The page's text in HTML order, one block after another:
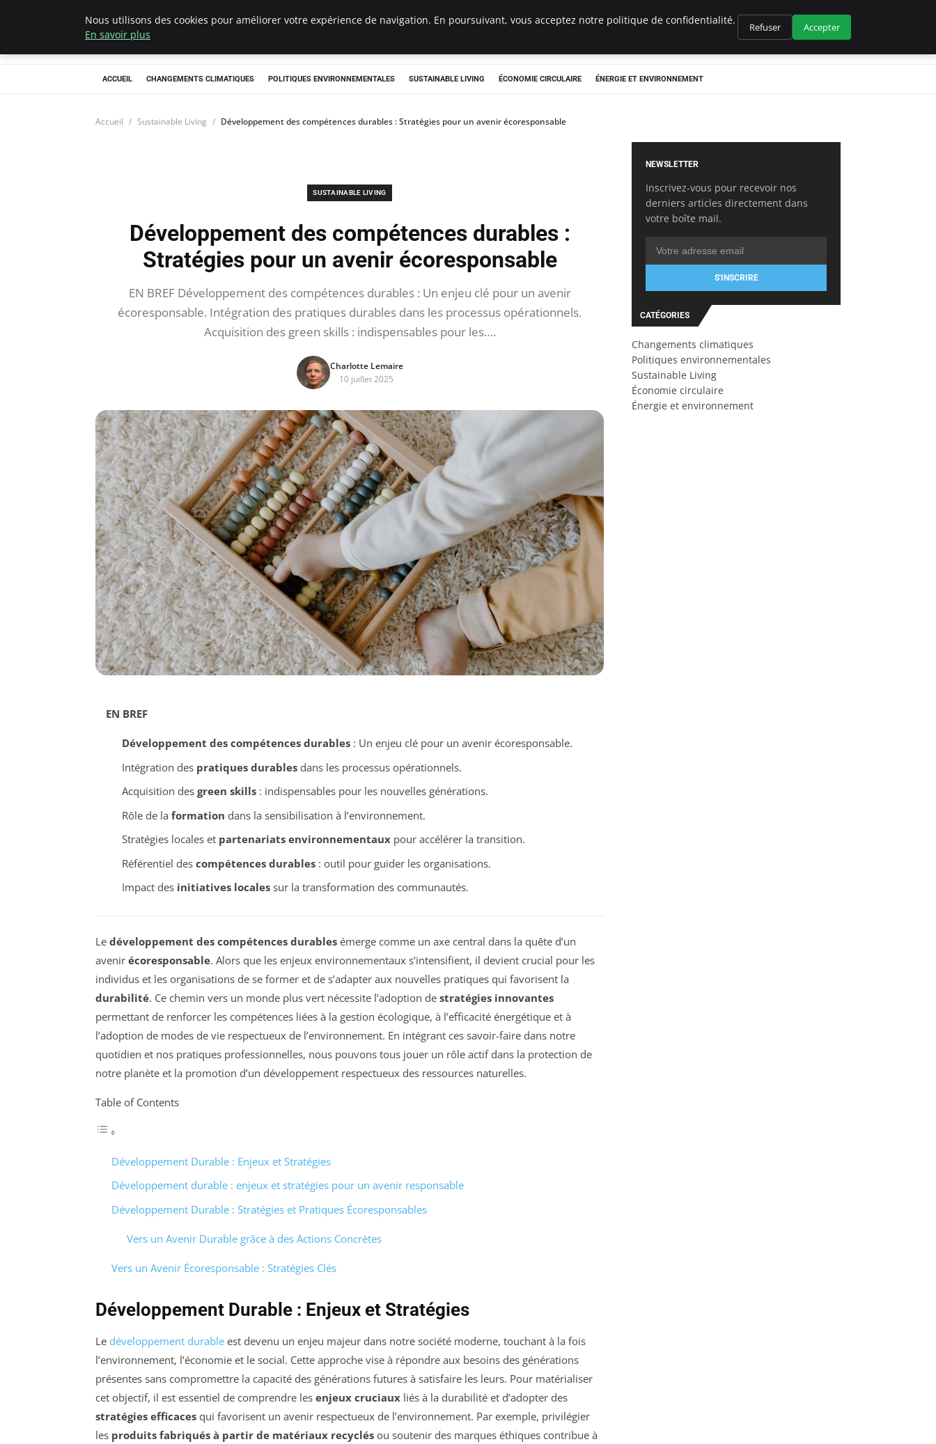
Climategatecountryclub.com
ACCUEIL CHANGEMENTS CLIMATIQUES POLITIQUES ENVIRONNEMENTALES SUSTAINABLE LIVING ÉCONOMIE CIRCULAIRE ÉNERGIE ET ENVIRONNEMENT
Accueil Sustainable Living Développement des compétences durables : Stratégies pour un avenir écoresponsable
SUSTAINABLE LIVING
Développement des compétences durables :
Stratégies pour un avenir écoresponsable
EN BREF Développement des compétences durables : Un enjeu clé pour un avenir
écoresponsable. Intégration des pratiques durables dans les processus opérationnels.
Acquisition des green skills : indispensables pour les….
Charlotte Lemaire
10 juillet 2025
EN BREF
Développement des compétences durables: Un enjeu clé pour un avenir écoresponsable.
Intégration des pratiques durablesdans les processus opérationnels.
Acquisition des green skills: indispensables pour les nouvelles générations.
Rôle de la formation dans la sensibilisation à l’environnement.
Stratégies locales et partenariats environnementauxpour accélérer la transition.
Référentiel des compétences durables: outil pour guider les organisations.
Impact des initiatives localessur la transformation des communautés.
Le développement des compétences durables émerge comme un axe central dans la quête d’un
avenir écoresponsable. Alors que les enjeux environnementaux s’intensifient, il devient crucial pour les
individus et les organisations de se former et de s’adapter aux nouvelles pratiques qui favorisent la
durabilité. Ce chemin vers un monde plus vert nécessite l’adoption de stratégies innovantes
permettant de renforcer les compétences liées à la gestion écologique, à l’efficacité énergétique et à
l’adoption de modes de vie respectueux de l’environnement. En intégrant ces savoir-faire dans notre
quotidien et nos pratiques professionnelles, nous pouvons tous jouer un rôle actif dans la protection de
notre planète et la promotion d’un développement respectueux des ressources naturelles.
Table of Contents
Développement Durable : Enjeux et Stratégies
Développement durable : enjeux et stratégies pour un avenir responsable
Développement Durable : Stratégies et Pratiques Écoresponsables
Vers un Avenir Durable grâce à des Actions Concrètes
Vers un Avenir Écoresponsable : Stratégies Clés
Développement Durable : Enjeux et Stratégies
Le développement durable est devenu un enjeu majeur dans notre société moderne, touchant à la fois
l’environnement, l’économie et le social. Cette approche vise à répondre aux besoins des générations
présentes sans compromettre la capacité des générations futures à satisfaire les leurs. Pour matérialiser
cet objectif, il est essentiel de comprendre les enjeux cruciaux liés à la durabilité et d’adopter des
stratégies efficaces qui favorisent un avenir respectueux de l’environnement. Par exemple, privilégier
les produits fabriqués à partir de matériaux recyclés ou soutenir des marques éthiques contribue à
NEWSLETTER
Inscrivez-vous pour recevoir nos
derniers articles directement dans
votre boîte mail.
S'INSCRIRE
CATÉGORIES
Changements climatiques
Politiques environnementales
Sustainable Living
Économie circulaire
Énergie et environnement
Nous utilisons des cookies pour améliorer votre expérience de navigation. En poursuivant, vous acceptez notre politique de confidentialité.
En savoir plus
Refuser Accepter